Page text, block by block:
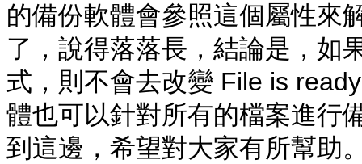
的備份軟體會參照這個屬性來
了，說得落落長，結論是，如
式，則不會去改變 File is
體也可以針對所有的檔案進
到這邊，希望對大家有所幫助